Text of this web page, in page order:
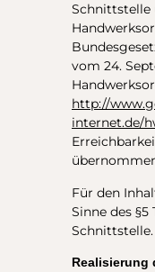
Schnittstelle
vom 24.
http://
internet.de/
Für den
Sinne des §5
Schnittstelle.
Realisierung